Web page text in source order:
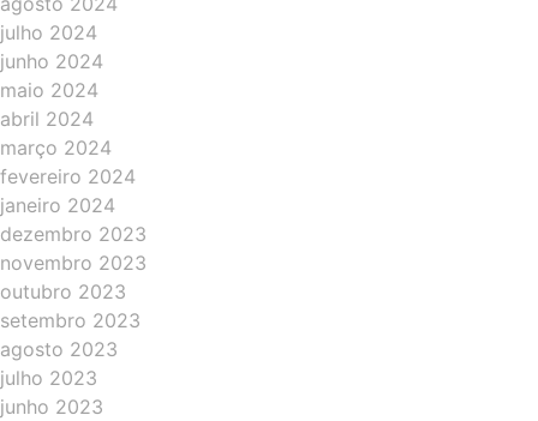
julho 2024
junho 2024
maio 2024
abril 2024
março 2024
fevereiro 2024
janeiro 2024
dezembro 2023
novembro 2023
outubro 2023
setembro 2023
agosto 2023
julho 2023
junho 2023